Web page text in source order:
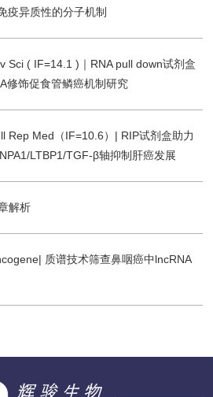
疫异质性的分子机制
Sci ( IF=14.1 )｜RNA pull down试剂盒
修饰促食管鳞癌机制研究
Rep Med（IF=10.6）| RIP试剂盒助力
LTBP1/TGF-β轴抑制肝癌发展
解析
质谱技术筛查鼻咽癌中lncRNA